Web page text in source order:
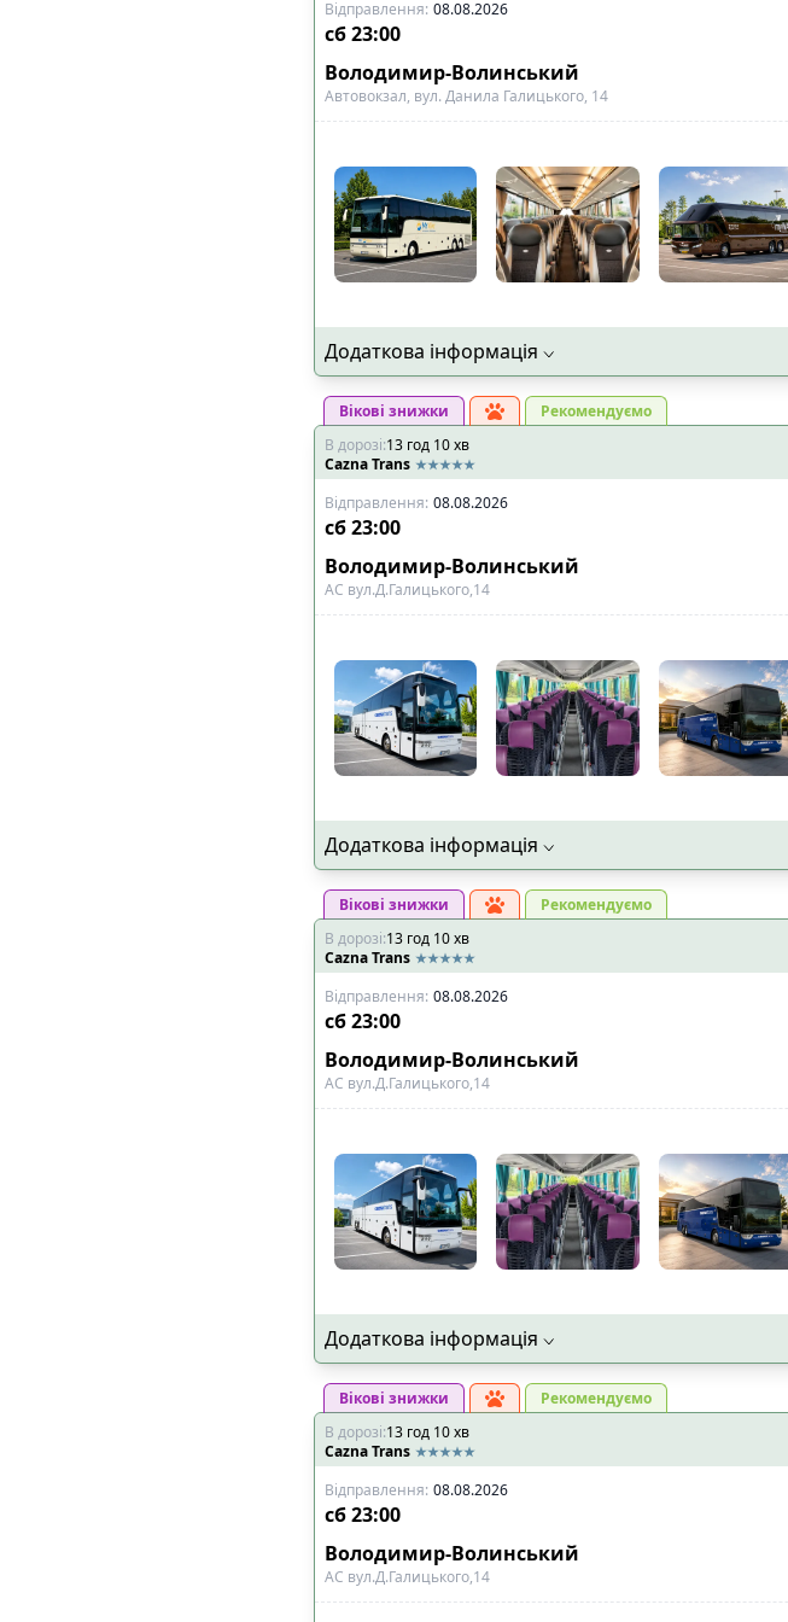
Відправлення: 08.08.2026
сб23:00
Володимир-Волинський
Автовокзал, вул. Данила Галицького, 14
Додаткова інформація
Вікові знижки
Рекомендуємо
В дорозі:13 год 10хв
Cazna Trans
Відправлення: 08.08.2026
сб23:00
Володимир-Волинський
АС вул.Д.Галицького,14
Додаткова інформація
Вікові знижки
Рекомендуємо
В дорозі:13 год 10хв
Cazna Trans
Відправлення: 08.08.2026
сб23:00
Володимир-Волинський
АС вул.Д.Галицького,14
Додаткова інформація
Вікові знижки
Рекомендуємо
В дорозі:13 год 10хв
Cazna Trans
Відправлення: 08.08.2026
сб23:00
Володимир-Волинський
АС вул.Д.Галицького,14